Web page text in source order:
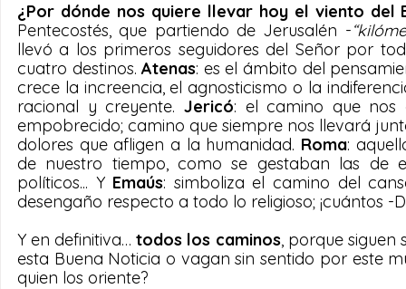
¿Por dónde nos quiere llevar hoy el viento del
Pentecostés, que partiendo de Jerusalén -
llevó a los primeros seguidores del Señor por
cuatro destinos. Atenas: es el ámbito del
crece la increencia, el agnosticismo o la
racional y creyente. Jericó: el camino que nos
empobrecido; camino que siempre nos llevará
dolores que afligen a la humanidad. Roma:
de nuestro tiempo, como se gestaban las de
políticos... Y Emaús: simboliza el camino del
desengaño respecto a todo lo religioso; ¡cuántos
Y en definitiva… todos los caminos, porque siguen
esta Buena Noticia o vagan sin sentido por este
quien los oriente?